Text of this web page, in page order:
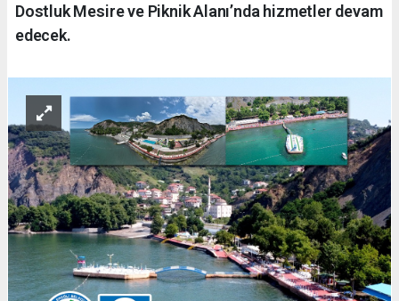
Dostluk Mesire ve Piknik Alanı’nda hizmetler devam
edecek.